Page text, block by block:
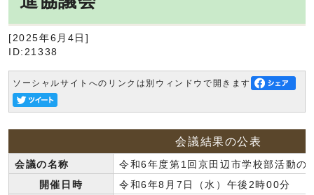
[2025年6月4日]
ID:21338
ソーシャルサイトへのリンクは別ウィンドウで開きます
会議結果の公表
会議の名称
令和6年度第1回京田辺市学校部活動の
開催日時
令和6年8月7日（水）午後2時00分